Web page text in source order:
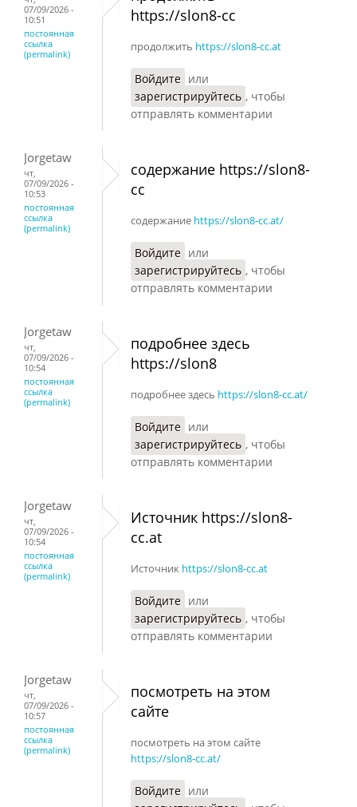
07/09/2026 -
10:51
постоянная
ссылка
(permalink)
https://slon8-cc
продолжить https://slon8-cc.at
Войдите или
зарегистрируйтесь , чтобы
отправлять комментарии
Jorgetaw
чт,
07/09/2026 -
10:53
постоянная
ссылка
(permalink)
содержание https://slon8-
cc
содержание https://slon8-cc.at/
Войдите или
зарегистрируйтесь , чтобы
отправлять комментарии
Jorgetaw
чт,
07/09/2026 -
10:54
постоянная
ссылка
(permalink)
подробнее здесь
https://slon8
подробнее здесь https://slon8-cc.at/
Войдите или
зарегистрируйтесь , чтобы
отправлять комментарии
Jorgetaw
чт,
07/09/2026 -
10:54
постоянная
ссылка
(permalink)
Источник https://slon8-
cc.at
Источник https://slon8-cc.at
Войдите или
зарегистрируйтесь , чтобы
отправлять комментарии
Jorgetaw
чт,
07/09/2026 -
10:57
постоянная
ссылка
(permalink)
посмотреть на этом
сайте
посмотреть на этом сайте
https://slon8-cc.at/
Войдите или